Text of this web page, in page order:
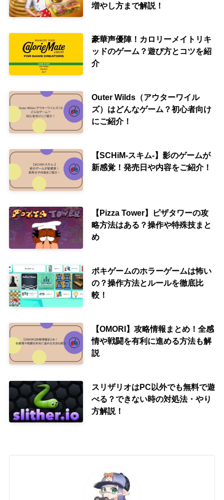
増やし方まで解説！
豪華声優陣！カロリーメイトリキ
ッドのゲーム？遊び方とコツを紹
介
Outer Wilds（アウターワイル
ズ）はどんなゲーム？初心者向け
にご紹介！
【SCHiM-スキム-】影のゲームが
新感覚！発売日や内容をご紹介！
【Pizza Tower】ピザタワーの攻
略方法はある？操作や特殊技まと
め
ポキゲームのホラーゲームは怖い
の？操作方法とルールを徹底比
較！
【OMORI】攻略情報まとめ！全感
情や戦闘を有利に進める方法も解
説
スリザリオはPC以外でも無料で遊
べる？できない時の対処法・やり
方解説！